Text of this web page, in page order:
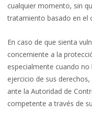
cualquier momento, sin
tratamiento basado en el
En caso de que sienta
concerniente a la
especialmente cuando
ejercicio de sus
ante la Autoridad de
competente a través de